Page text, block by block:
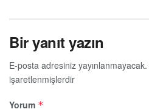
Bir yanıt yazın
E-posta adresiniz yayınlanmayacak.
işaretlenmişlerdir
Yorum *